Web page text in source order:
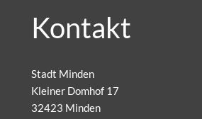
Kontakt
Stadt Minden
Kleiner Domhof 17
32423 Minden